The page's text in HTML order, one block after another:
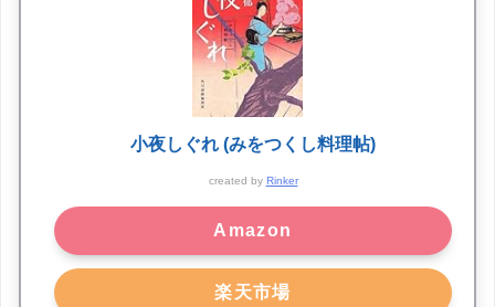
小夜しぐれ (みをつくし料理帖)
created by Rinker
Amazon
楽天市場